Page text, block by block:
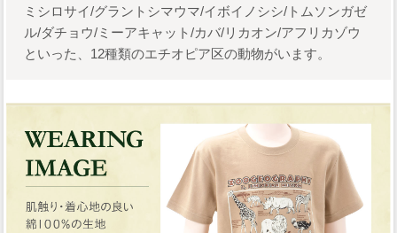
ミシロサイ/グラントシマウマ/イボイノシシ/トムソンガゼ
ル/ダチョウ/ミーアキャット/カバ/リカオン/アフリカゾウ
といった、12種類のエチオピア区の動物がいます。